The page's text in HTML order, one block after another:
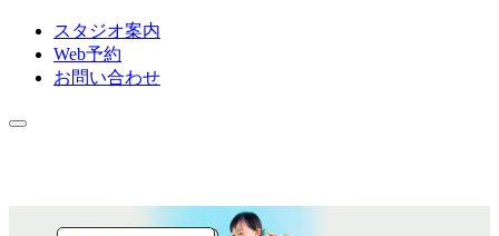
スタジオ案内
Web予約
お問い合わせ